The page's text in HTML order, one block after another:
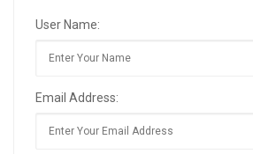
User Name:
Email Address: